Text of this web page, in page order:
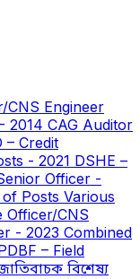
CNS Engineer
2014 CAG Auditor
– Credit
- 2021 DSHE –
Officer -
Posts Various
Officer/CNS
- 2023 Combined
– Field
বিশেষ্য